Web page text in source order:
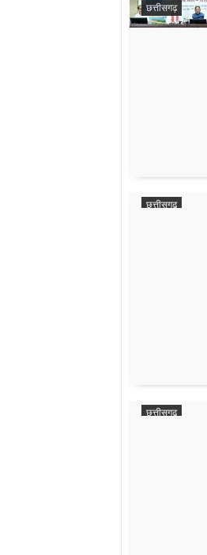
छत्तीसगढ़
छत्तीसगढ़
छत्तीसगढ़